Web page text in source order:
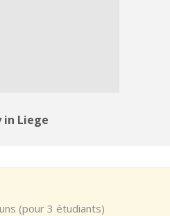
in Liege
(pour 3 étudiants)